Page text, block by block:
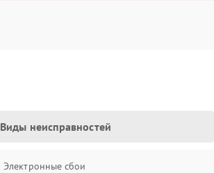
Виды неисправностей
Электронные сбои